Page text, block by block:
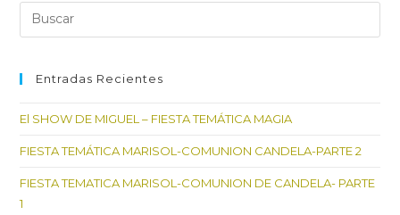
Entradas Recientes
El SHOW DE MIGUEL – FIESTA TEMÁTICA MAGIA
FIESTA TEMÁTICA MARISOL-COMUNION CANDELA-PARTE 2
FIESTA TEMATICA MARISOL-COMUNION DE CANDELA- PARTE
1